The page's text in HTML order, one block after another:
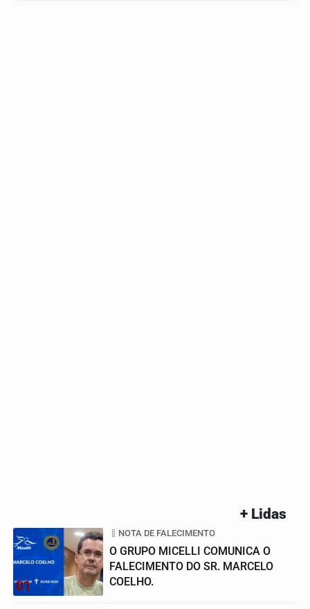
+ Lidas
01
NOTA DE FALECIMENTO
O GRUPO MICELLI COMUNICA O
FALECIMENTO DO SR. MARCELO
COELHO.